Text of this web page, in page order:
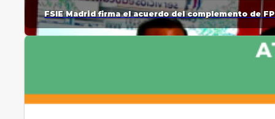
FSIE Madrid firma el acuerdo del complemento de